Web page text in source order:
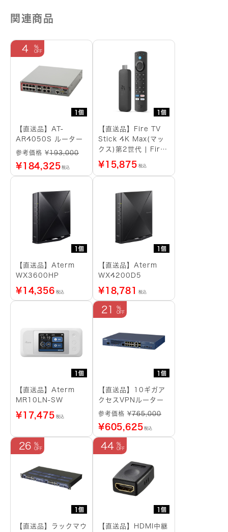
関連商品
1個
4
【直送品】AT-
AR4050S ルーター
参考価格 ¥193,000
¥184,325 税込
1個
【直送品】Fire TV
Stick 4K Max(マッ
クス)第2世代 | Fire
TV Stick史上最もパ
ワフル | ストリーミ
¥15,875 税込
1個
【直送品】Aterm
WX3600HP
¥14,356 税込
1個
【直送品】Aterm
WX4200D5
¥18,781 税込
1個
【直送品】Aterm
MR10LN-SW
¥17,475 税込
1個
21
【直送品】10ギガア
クセスVPNルーター
参考価格 ¥765,000
¥605,625 税込
1個
26
【直送品】ラックマウ
1個
44
【直送品】HDMI中継